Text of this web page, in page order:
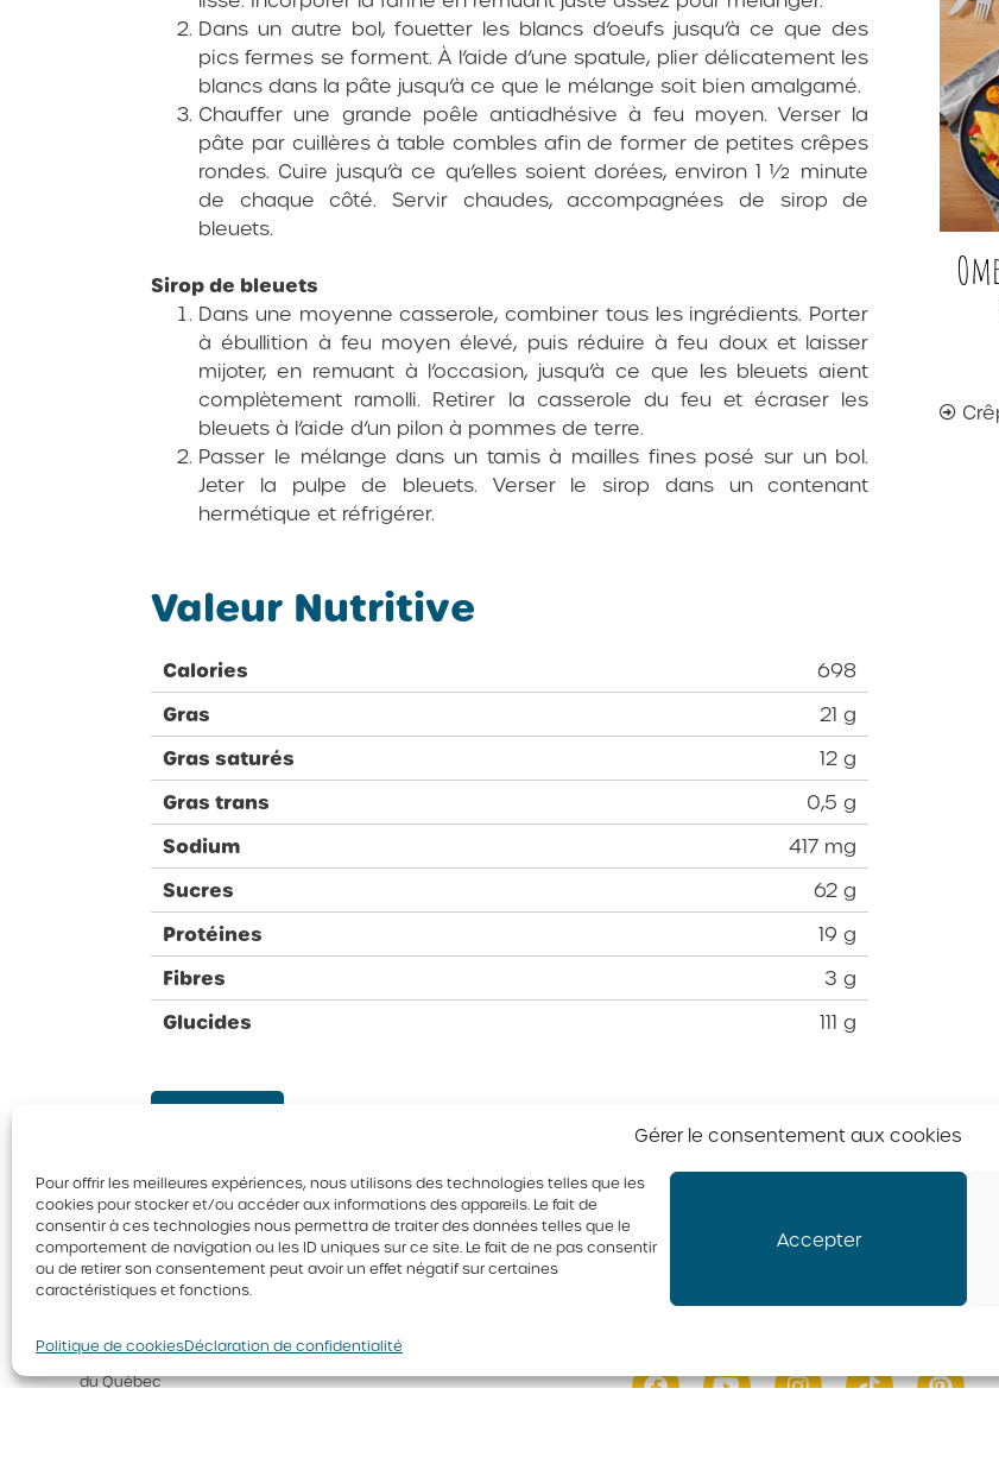
Gérer le consentement aux cookies
Pour offrir les meilleures expériences, nous utilisons des technologies telles que les
cookies pour stocker et/ou accéder aux informations des appareils. Le fait de
consentir à ces technologies nous permettra de traiter des données telles que le
comportement de navigation ou les ID uniques sur ce site. Le fait de ne pas consentir
ou de retirer son consentement peut avoir un effet négatif sur certaines
caractéristiques et fonctions.
Accepter
Politique de cookiesDéclaration de confidentialité
Dans un autre bol, fouetter les blancs d’oeufs jusqu’à ce que des
pics fermes se forment. À l’aide d’une spatule, plier délicatement les
blancs dans la pâte jusqu’à ce que le mélange soit bien amalgamé.
Chauffer une grande poêle antiadhésive à feu moyen. Verser la
pâte par cuillères à table combles afin de former de petites crêpes
rondes. Cuire jusqu’à ce qu’elles soient dorées, environ 1 ½ minute
de chaque côté. Servir chaudes, accompagnées de sirop de
bleuets.
Sirop de bleuets
Dans une moyenne casserole, combiner tous les ingrédients. Porter
à ébullition à feu moyen élevé, puis réduire à feu doux et laisser
mijoter, en remuant à l’occasion, jusqu’à ce que les bleuets aient
complètement ramolli. Retirer la casserole du feu et écraser les
bleuets à l’aide d’un pilon à pommes de terre.
Passer le mélange dans un tamis à mailles fines posé sur un bol.
Jeter la pulpe de bleuets. Verser le sirop dans un contenant
hermétique et réfrigérer.
Valeur Nutritive
Calories
698
Gras
21 g
Gras saturés
12 g
Gras trans
0,5 g
Sodium
417 mg
Sucres
62 g
Protéines
19 g
Fibres
3 g
Glucides
111 g
du Québec